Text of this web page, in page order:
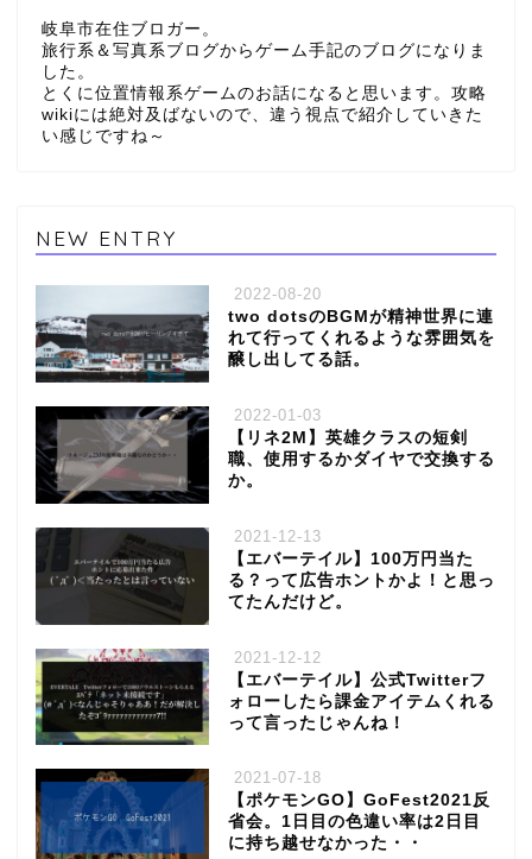
岐阜市在住ブロガー。
旅行系＆写真系ブログからゲーム手記のブログになりま
した。
とくに位置情報系ゲームのお話になると思います。攻略
wikiには絶対及ばないので、違う視点で紹介していきた
い感じですね～
NEW ENTRY
2022-08-20
two dotsのBGMが精神世界に連
れて行ってくれるような雰囲気を
醸し出してる話。
2022-01-03
【リネ2M】英雄クラスの短剣
職、使用するかダイヤで交換する
か。
2021-12-13
【エバーテイル】100万円当た
る？って広告ホントかよ！と思っ
てたんだけど。
2021-12-12
【エバーテイル】公式Twitterフ
ォローしたら課金アイテムくれる
って言ったじゃんね！
2021-07-18
【ポケモンGO】GoFest2021反
省会。1日目の色違い率は2日目
に持ち越せなかった・・